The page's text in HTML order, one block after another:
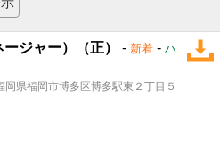
ジャー）（正） - 新着 - ハ
県福岡市博多区博多駅東２丁目５